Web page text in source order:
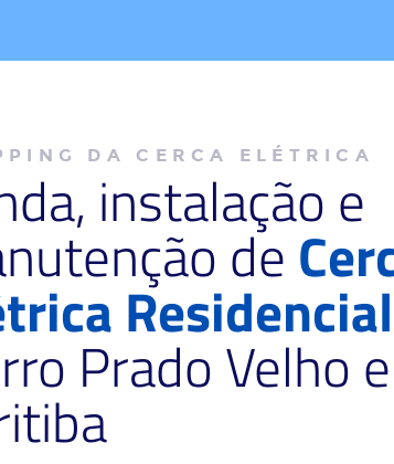
DA CERCA ELÉTRICA
instalação e
de
Residencial
Prado Velho